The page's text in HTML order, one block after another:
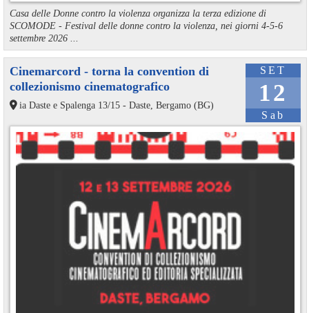
Casa delle Donne contro la violenza organizza la terza edizione di
SCOMODE - Festival delle donne contro la violenza, nei giorni 4-5-6
settembre 2026 ...
SET
12
Sab
Cinemarcord - torna la convention di
collezionismo cinematografico
ia Daste e Spalenga 13/15 - Daste, Bergamo (BG)